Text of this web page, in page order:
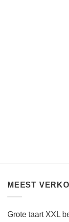
MEEST
Grote taart XXL